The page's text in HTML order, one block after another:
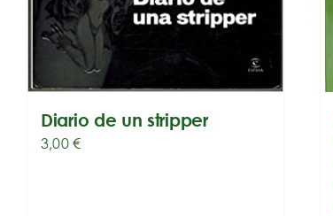
Diario de un stripper
3,00€